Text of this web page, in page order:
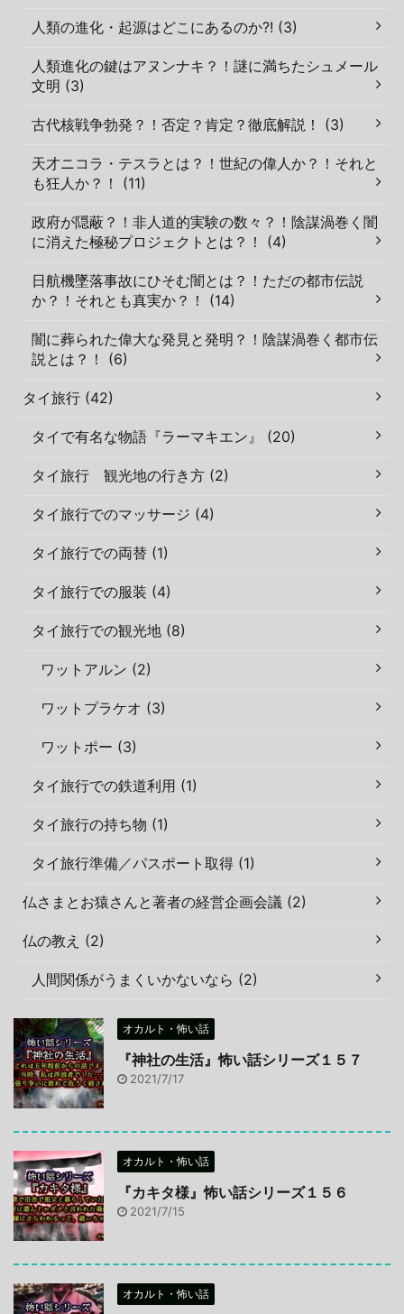
人類の進化・起源はどこにあるのか?! (3)
人類進化の鍵はアヌンナキ？！謎に満ちたシュメール
文明 (3)
古代核戦争勃発？！否定？肯定？徹底解説！ (3)
天才ニコラ・テスラとは？！世紀の偉人か？！それと
も狂人か？！ (11)
政府が隠蔽？！非人道的実験の数々？！陰謀渦巻く闇
に消えた極秘プロジェクトとは？！ (4)
日航機墜落事故にひそむ闇とは？！ただの都市伝説
か？！それとも真実か？！ (14)
闇に葬られた偉大な発見と発明？！陰謀渦巻く都市伝
説とは？！ (6)
タイ旅行 (42)
タイで有名な物語『ラーマキエン』 (20)
タイ旅行 観光地の行き方 (2)
タイ旅行でのマッサージ (4)
タイ旅行での両替 (1)
タイ旅行での服装 (4)
タイ旅行での観光地 (8)
ワットアルン (2)
ワットプラケオ (3)
ワットポー (3)
タイ旅行での鉄道利用 (1)
タイ旅行の持ち物 (1)
タイ旅行準備／パスポート取得 (1)
仏さまとお猿さんと著者の経営企画会議 (2)
仏の教え (2)
人間関係がうまくいかないなら (2)
オカルト・怖い話
『神社の生活』怖い話シリーズ１５７
2021/7/17
オカルト・怖い話
『カキタ様』怖い話シリーズ１５６
2021/7/15
オカルト・怖い話